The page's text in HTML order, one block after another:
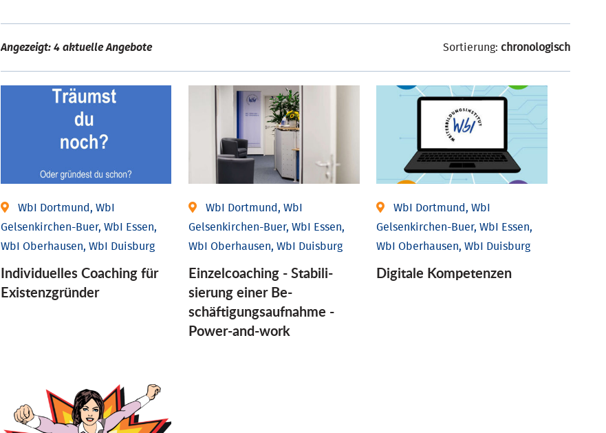
Angezeigt: 4 aktuelle Angebote Sortierung: chronologisch
WbI Dortmund, WbI
Gelsenkirchen-Buer, WbI Essen,
WbI Oberhausen, WbI Duisburg
Individu­elles Coaching für
Existenz­gründer
WbI Dortmund, WbI
Gelsenkirchen-Buer, WbI Essen,
WbI Oberhausen, WbI Duisburg
Einzel­coaching - Stabili­
sierung einer Be­
schäftigungs­aufnahme -
Power-and-work
WbI Dortmund, WbI
Gelsenkirchen-Buer, WbI Essen,
WbI Oberhausen, WbI Duisburg
Digitale Kompetenzen